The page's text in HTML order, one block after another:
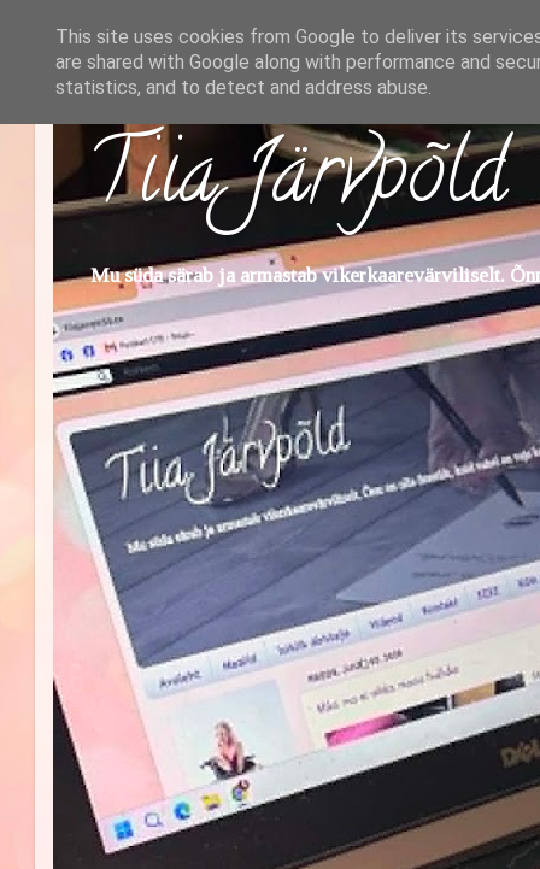
Tiia Järvpõld
Mu süda särab ja armastab vikerkaarevärviliselt.
This site uses cookies from Google to deliver its
are shared with Google along with performance and
statistics, and to detect and address abuse.